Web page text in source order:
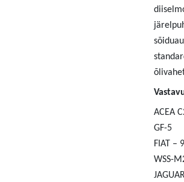
ACEA
GF-5
FIAT –
WSS-